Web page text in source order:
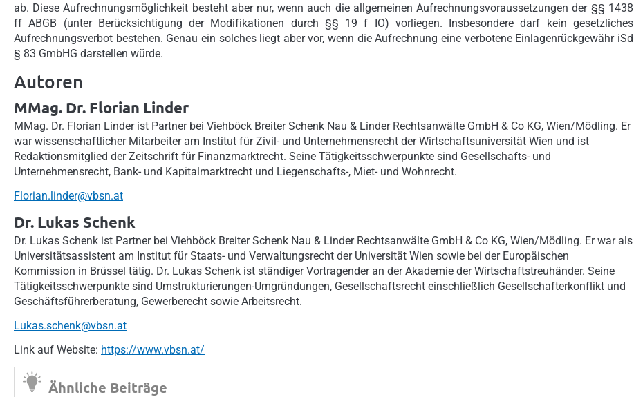
ab. Diese Aufrechnungsmöglichkeit besteht aber nur, wenn auch die allgemeinen Aufrechnungsvoraussetzungen der §§ 1438
ff ABGB (unter Berücksichtigung der Modifikationen durch §§ 19 f IO) vorliegen. Insbesondere darf kein gesetzliches
Aufrechnungsverbot bestehen. Genau ein solches liegt aber vor, wenn die Aufrechnung eine verbotene Einlagenrückgewähr iSd
§ 83 GmbHG darstellen würde.
Autoren
MMag. Dr. Florian Linder
MMag. Dr. Florian Linder ist Partner bei Viehböck Breiter Schenk Nau & Linder Rechtsanwälte GmbH & Co KG, Wien/Mödling. Er
war wissenschaftlicher Mitarbeiter am Institut für Zivil- und Unternehmensrecht der Wirtschaftsuniversität Wien und ist
Redaktionsmitglied der Zeitschrift für Finanzmarktrecht. Seine Tätigkeitsschwerpunkte sind Gesellschafts- und
Unternehmensrecht, Bank- und Kapitalmarktrecht und Liegenschafts-, Miet- und Wohnrecht.
Florian.linder@vbsn.at
Dr. Lukas Schenk
Dr. Lukas Schenk ist Partner bei Viehböck Breiter Schenk Nau & Linder Rechtsanwälte GmbH & Co KG, Wien/Mödling. Er war als
Universitätsassistent am Institut für Staats- und Verwaltungsrecht der Universität Wien sowie bei der Europäischen
Kommission in Brüssel tätig. Dr. Lukas Schenk ist ständiger Vortragender an der Akademie der Wirtschaftstreuhänder. Seine
Tätigkeitsschwerpunkte sind Umstrukturierungen-Umgründungen, Gesellschaftsrecht einschließlich Gesellschafterkonflikt und
Geschäftsführerberatung, Gewerberecht sowie Arbeitsrecht.
Lukas.schenk@vbsn.at
Link auf Website: https://www.vbsn.at/
Ähnliche Beiträge